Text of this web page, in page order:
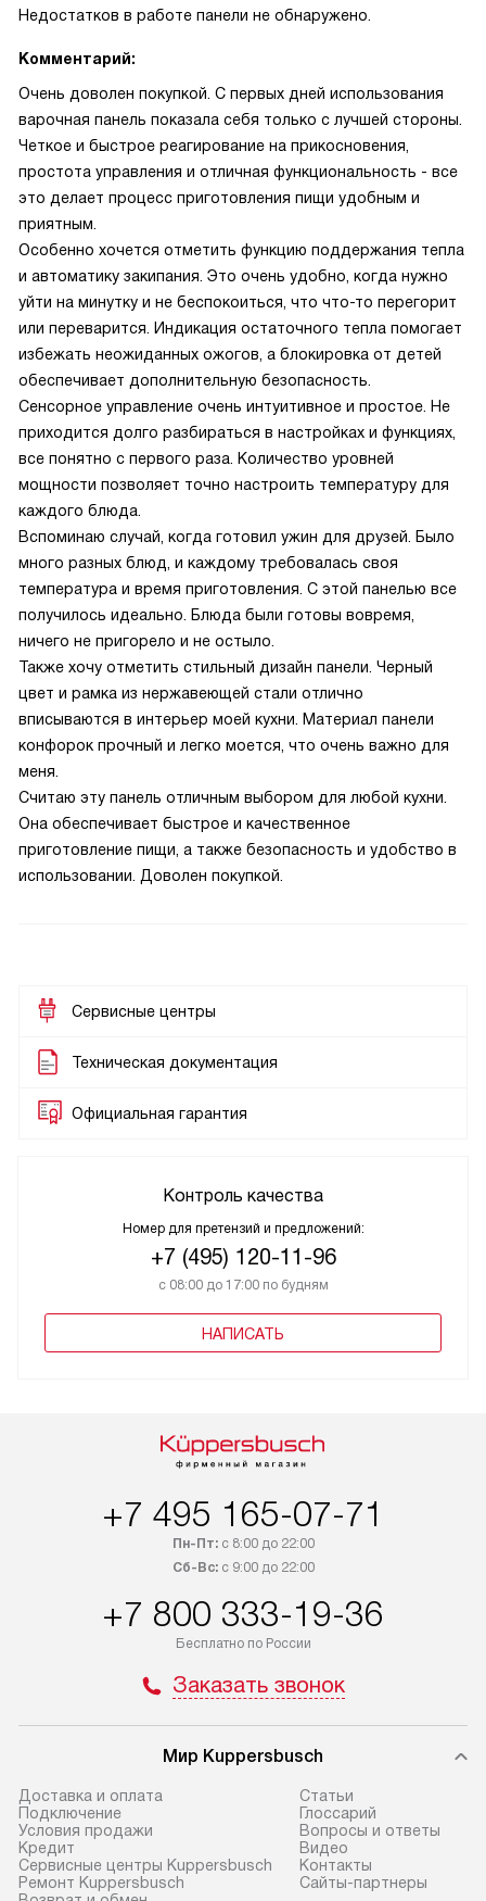
Недостатков в работе панели не обнаружено.
Комментарий:
Очень доволен покупкой. С первых дней использования
варочная панель показала себя только с лучшей стороны.
Четкое и быстрое реагирование на прикосновения,
простота управления и отличная функциональность - все
это делает процесс приготовления пищи удобным и
приятным.
Особенно хочется отметить функцию поддержания тепла
и автоматику закипания. Это очень удобно, когда нужно
уйти на минутку и не беспокоиться, что что-то перегорит
или переварится. Индикация остаточного тепла помогает
избежать неожиданных ожогов, а блокировка от детей
обеспечивает дополнительную безопасность.
Сенсорное управление очень интуитивное и простое. Не
приходится долго разбираться в настройках и функциях,
все понятно с первого раза. Количество уровней
мощности позволяет точно настроить температуру для
каждого блюда.
Вспоминаю случай, когда готовил ужин для друзей. Было
много разных блюд, и каждому требовалась своя
температура и время приготовления. С этой панелью все
получилось идеально. Блюда были готовы вовремя,
ничего не пригорело и не остыло.
Также хочу отметить стильный дизайн панели. Черный
цвет и рамка из нержавеющей стали отлично
вписываются в интерьер моей кухни. Материал панели
конфорок прочный и легко моется, что очень важно для
меня.
Считаю эту панель отличным выбором для любой кухни.
Она обеспечивает быстрое и качественное
приготовление пищи, а также безопасность и удобство в
использовании. Доволен покупкой.
Сервисные центры
Техническая документация
Официальная гарантия
Контроль качества
Номер для претензий и предложений:
+7 (495) 120-11-96
с 08:00 до 17:00 по будням
НАПИСАТЬ
+7 495 165-07-71
Пн-Пт:с 8:00 до 22:00
Сб-Вс:с 9:00 до 22:00
+7 800 333-19-36
Бесплатно по России
Заказать звонок
Мир Kuppersbusch
Доставка и оплата
Подключение
Условия продажи
Кредит
Сервисные центры Kuppersbusch
Ремонт Kuppersbusch
Cтатьи
Глоссарий
Вопросы и ответы
Видео
Контакты
Сайты-партнеры